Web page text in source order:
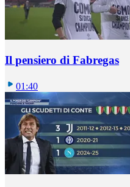
Il pensiero di Fabregas
01:40